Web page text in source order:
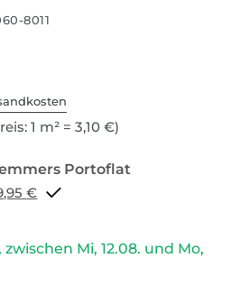
8011
1 m² = 3,10 €)
Portoflat schon ab 9,95 €
Mi, 12.08. und Mo,